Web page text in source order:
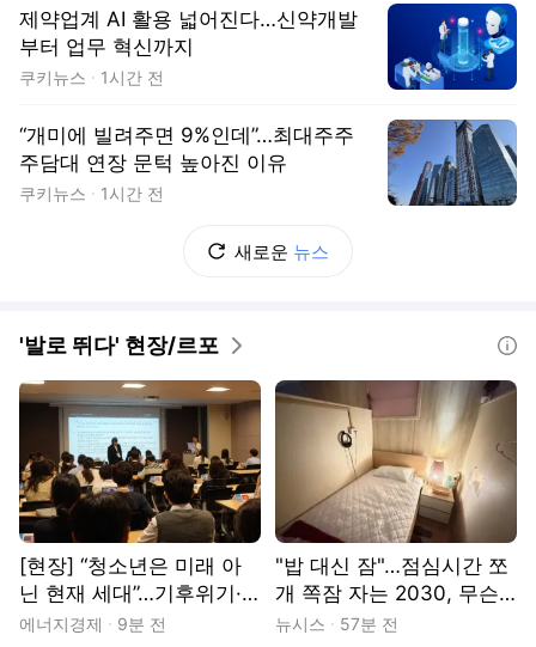
제약업계 AI 활용 넓어진다…신약개발
부터 업무 혁신까지
쿠키뉴스 1시간 전
“개미에 빌려주면 9%인데”…최대주주
주담대 연장 문턱 높아진 이유
쿠키뉴스 1시간 전
새로운 뉴스
'발로 뛰다' 현장/르포
[현장] “청소년은 미래 아
닌 현재 세대”…기후위기·
물 해법 제시한 18개국 청
에너지경제 9분 전
"밥 대신 잠"…점심시간 쪼
개 쪽잠 자는 2030, 무슨
일? [출동!인턴]
뉴시스 57분 전